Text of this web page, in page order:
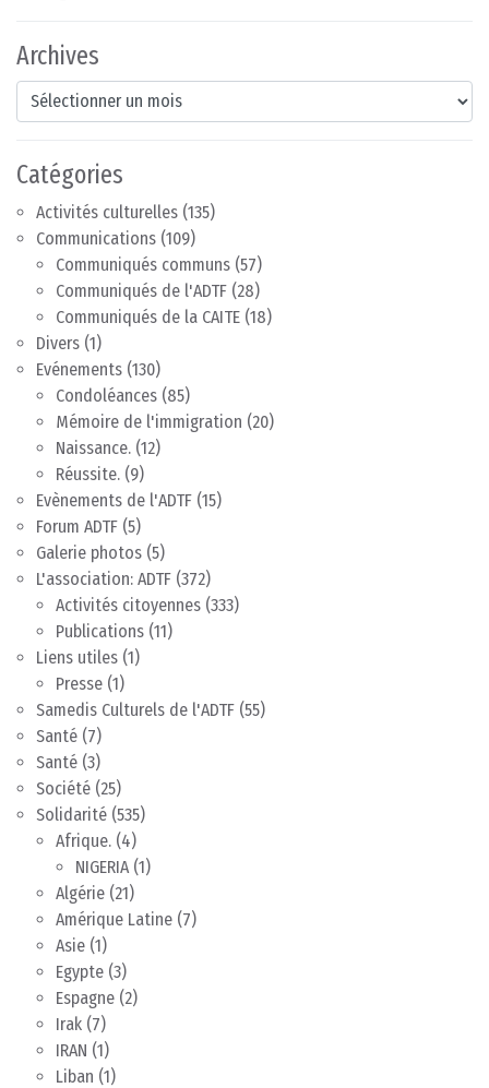
Archives
Archives
Catégories
Activités culturelles (135)
Communications (109)
Communiqués communs (57)
Communiqués de l'ADTF (28)
Communiqués de la CAITE (18)
Divers (1)
Evénements (130)
Condoléances (85)
Mémoire de l'immigration (20)
Naissance. (12)
Réussite. (9)
Evènements de l'ADTF (15)
Forum ADTF (5)
Galerie photos (5)
L'association: ADTF (372)
Activités citoyennes (333)
Publications (11)
Liens utiles (1)
Presse (1)
Samedis Culturels de l'ADTF (55)
Santé (7)
Santé (3)
Société (25)
Solidarité (535)
Afrique. (4)
NIGERIA(1)
Algérie (21)
Amérique Latine (7)
Asie (1)
Egypte (3)
Espagne (2)
Irak (7)
IRAN (1)
Liban (1)